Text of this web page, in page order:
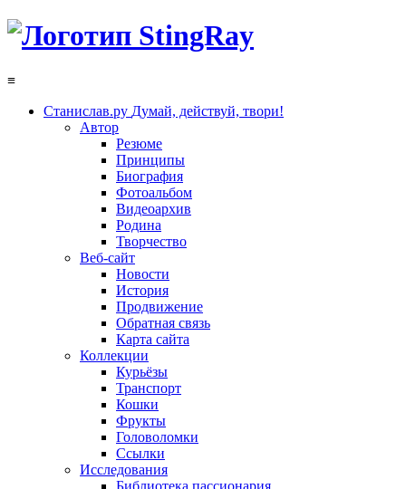
≡
Станислав.ру Думай, действуй, твори!
Автор
Резюме
Принципы
Биография
Фотоальбом
Видеоархив
Родина
Творчество
Веб-сайт
Новости
История
Продвижение
Обратная связь
Карта сайта
Коллекции
Курьёзы
Транспорт
Кошки
Фрукты
Головоломки
Ссылки
Исследования
Библиотека пассионария